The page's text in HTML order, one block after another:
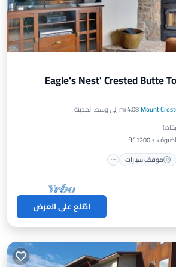
'Eagle's Nest' Crested Butte
Mount4.08 mi إلى وسط المدينة
)
1200 ft²
موقف سيارات
ساخن
موقف سيارات
اطّلع على العرض